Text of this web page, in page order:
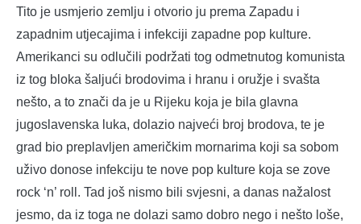
Tito je usmjerio zemlju i otvorio ju prema Zapadu i
zapadnim utjecajima i infekciji zapadne pop kulture.
Amerikanci su odlučili podržati tog odmetnutog komunista
iz tog bloka šaljući brodovima i hranu i oružje i svašta
nešto, a to znači da je u Rijeku koja je bila glavna
jugoslavenska luka, dolazio najveći broj brodova, te je
grad bio preplavljen američkim mornarima koji sa sobom
uživo donose infekciju te nove pop kulture koja se zove
rock ‘n’ roll. Tad još nismo bili svjesni, a danas nažalost
jesmo, da iz toga ne dolazi samo dobro nego i nešto loše,